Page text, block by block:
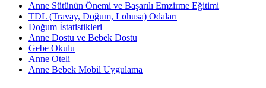
Anne Sütünün Önemi ve Başarılı Emzirme Eğitimi
TDL (Travay, Doğum, Lohusa) Odaları
Doğum İstatistikleri
Anne Dostu ve Bebek Dostu
Gebe Okulu
Anne Oteli
Anne Bebek Mobil Uygulama